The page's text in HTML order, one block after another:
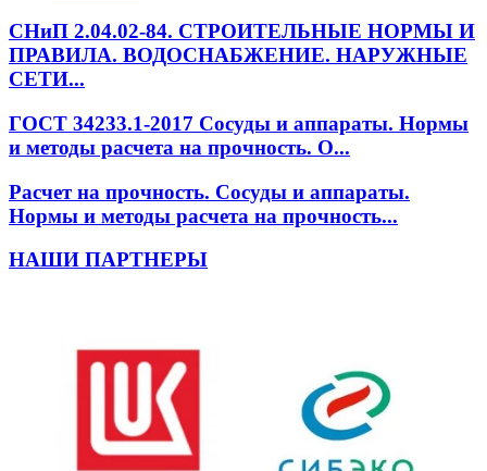
СНиП 2.04.02-84. СТРОИТЕЛЬНЫЕ НОРМЫ И
ПРАВИЛА. ВОДОСНАБЖЕНИЕ. НАРУЖНЫЕ
СЕТИ...
ГОСТ 34233.1-2017 Сосуды и аппараты. Нормы
и методы расчета на прочность. О...
Расчет на прочность. Сосуды и аппараты.
Нормы и методы расчета на прочность...
НАШИ ПАРТНЕРЫ